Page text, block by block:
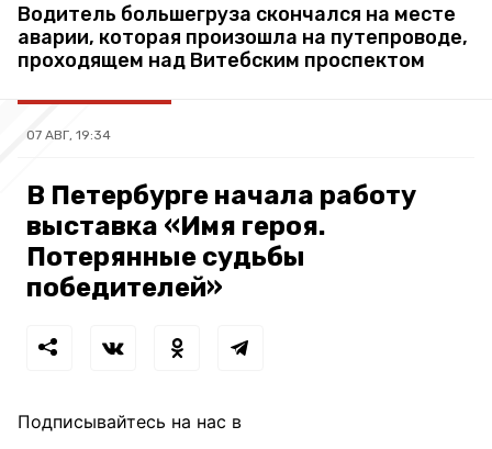
Водитель большегруза скончался на месте
аварии, которая произошла на путепроводе,
проходящем над Витебским проспектом
07 АВГ, 19:34
В Петербурге начала работу
выставка «Имя героя.
Потерянные судьбы
победителей»
Подписывайтесь на нас в